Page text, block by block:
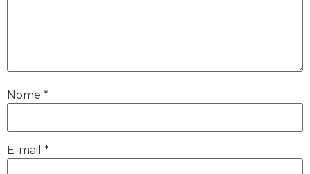
Nome *
E-mail *